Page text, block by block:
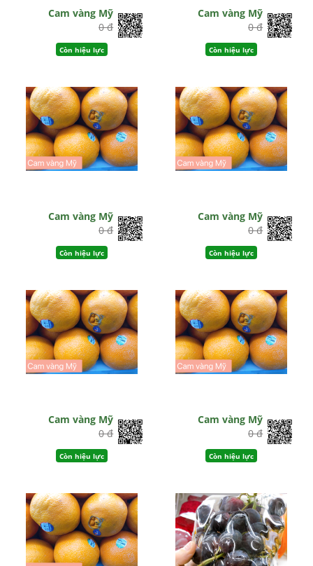
Cam vàng Mỹ
0 đ
Còn hiệu lực
Cam vàng Mỹ
0 đ
Còn hiệu lực
Cam vàng Mỹ
0 đ
Còn hiệu lực
Cam vàng Mỹ
0 đ
Còn hiệu lực
Cam vàng Mỹ
0 đ
Còn hiệu lực
Cam vàng Mỹ
0 đ
Còn hiệu lực